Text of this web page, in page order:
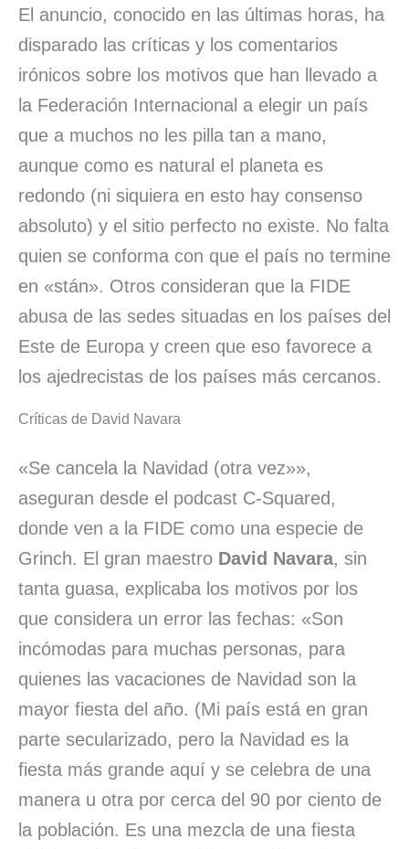
El anuncio, conocido en las últimas horas, ha
disparado las críticas y los comentarios
irónicos sobre los motivos que han llevado a
la Federación Internacional a elegir un país
que a muchos no les pilla tan a mano,
aunque como es natural el planeta es
redondo (ni siquiera en esto hay consenso
absoluto) y el sitio perfecto no existe. No falta
quien se conforma con que el país no termine
en «stán». Otros consideran que la FIDE
abusa de las sedes situadas en los países del
Este de Europa y creen que eso favorece a
los ajedrecistas de los países más cercanos.
Críticas de David Navara
«Se cancela la Navidad (otra vez»»,
aseguran desde el podcast C-Squared,
donde ven a la FIDE como una especie de
Grinch. El gran maestro David Navara, sin
tanta guasa, explicaba los motivos por los
que considera un error las fechas: «Son
incómodas para muchas personas, para
quienes las vacaciones de Navidad son la
mayor fiesta del año. (Mi país está en gran
parte secularizado, pero la Navidad es la
fiesta más grande aquí y se celebra de una
manera u otra por cerca del 90 por ciento de
la población. Es una mezcla de una fiesta